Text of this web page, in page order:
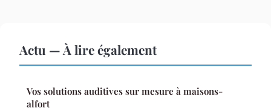
Actu — À lire également
Vos solutions auditives sur mesure à maisons-
alfort